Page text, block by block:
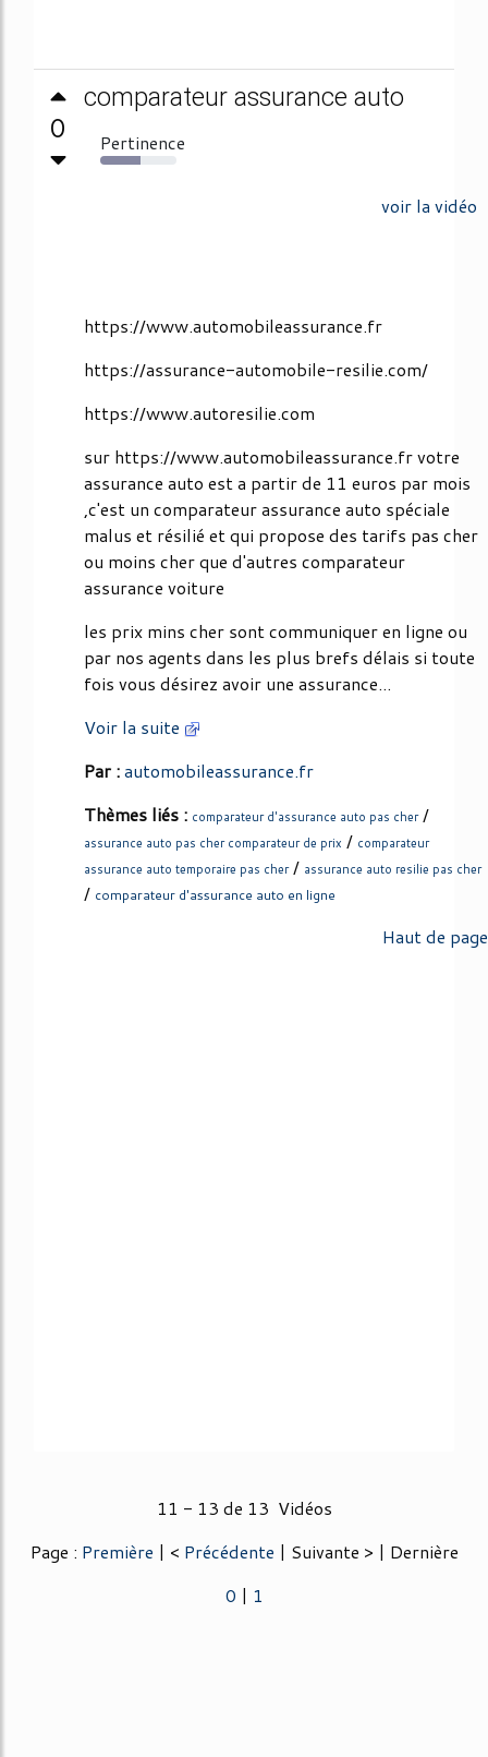
0
comparateur assurance auto
Pertinence
53%
voir la vidéo
https://www.automobileassurance.fr
https://assurance-automobile-resilie.com/
https://www.autoresilie.com
sur https://www.automobileassurance.fr votre
assurance auto est a partir de 11 euros par mois
,c'est un comparateur assurance auto spéciale
malus et résilié et qui propose des tarifs pas cher
ou moins cher que d'autres comparateur
assurance voiture
les prix mins cher sont communiquer en ligne ou
par nos agents dans les plus brefs délais si toute
fois vous désirez avoir une assurance...
Voir la suite
Par :automobileassurance.fr
Thèmes liés : comparateur d'assurance auto pas cher/
assurance auto pas cher comparateur de prix / comparateur
assurance auto temporaire pas cher/ assurance auto resilie pas cher
/ comparateur d'assurance auto en ligne
Haut de page
11 - 13 de 13 Vidéos
Page : Première | < Précédente | Suivante > | Dernière
0 | 1